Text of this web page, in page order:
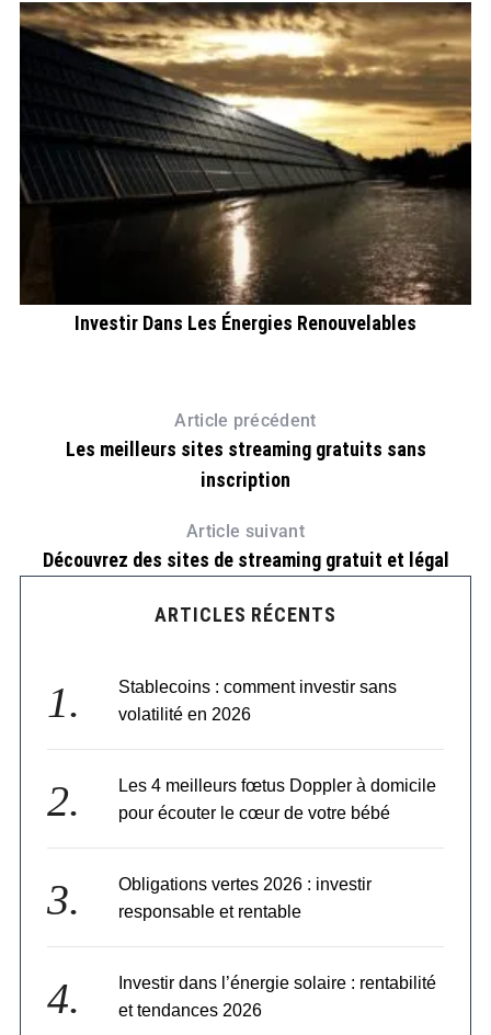
Investir Dans Les Énergies Renouvelables
Article précédent
Les meilleurs sites streaming gratuits sans
inscription
Article suivant
Découvrez des sites de streaming gratuit et légal
ARTICLES RÉCENTS
Stablecoins : comment investir sans
volatilité en 2026
Les 4 meilleurs fœtus Doppler à domicile
pour écouter le cœur de votre bébé
Obligations vertes 2026 : investir
responsable et rentable
Investir dans l’énergie solaire : rentabilité
et tendances 2026